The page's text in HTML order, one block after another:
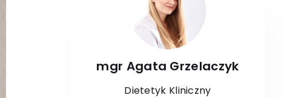
mgr Agata Grzelaczyk
Dietetyk Kliniczny